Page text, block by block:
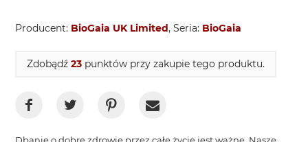
Producent: BioGaia UK Limited, Seria: BioGaia
Zdobądź 23 punktów przy zakupie tego produktu.
Dbanie o dobre zdrowie przez całe życie jest ważne. Nasze